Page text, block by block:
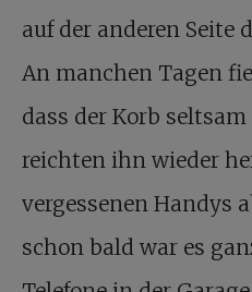
auf der anderen Seite
An manchen Tagen
dass der Korb
reichten ihn wieder
vergessenen Handys
schon bald war es